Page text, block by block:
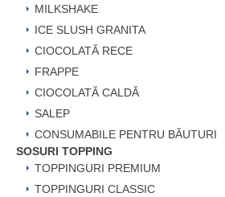
MILKSHAKE
ICE SLUSH GRANITA
CIOCOLATĂ RECE
FRAPPE
CIOCOLATĂ CALDĂ
SALEP
CONSUMABILE PENTRU BĂUTURI
SOSURI TOPPING
TOPPINGURI PREMIUM
TOPPINGURI CLASSIC